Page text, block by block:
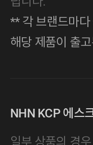
** 각 브랜드마
해당 제품이 출
NHN KCP 에스
일부 상품의 경